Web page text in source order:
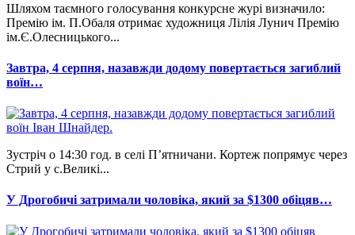
Шляхом таємного голосування конкурсне журі визначило:
Премію ім. П.Обаля отримає художниця Лілія Лунич Премію
ім.Є.Олесницького...
Завтра, 4 серпня, назавжди додому повертається загиблий
воїн…
Зустріч о 14:30 год. в селі П’ятничани. Кортеж попрямує через
Стрий у с.Великі...
У Дрогобичі затримали чоловіка, який за $1300 обіцяв…